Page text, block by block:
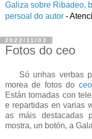
Galiza sobre Ribadeo,
persoal do autor -
2022/11/03
Fotos do ceo
Só unhas verbas
morea de fotos do ceo
Están tomadas con
e repartidas en varias
as máis destacadas
mostra, un botón, a